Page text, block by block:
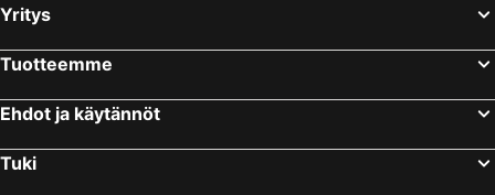
Kokkola-Pietarsaaren lentoasema
Porin lentoasema
Wasalandia
Örnsköldsvik Airport
Joupiska
Yritys
Tuotteemme
Ehdot ja käytännöt
Tuki